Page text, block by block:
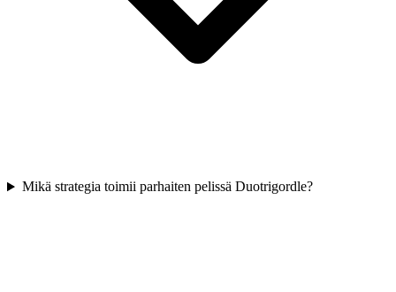
Mikä strategia toimii parhaiten pelissä Duotrigordle?